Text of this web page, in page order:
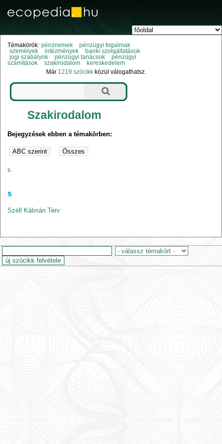
Témakörök: pénznemek
pénzügyi fogalmak
személyek
intézmények
banki szolgáltatások
jogi szabályok
pénzügyi tanácsok
pénzügyi
számítások
szakirodalom
kereskedelem
Már 1219 szócikk közül válogathatsz.
Szakirodalom
Bejegyzések ebben a témakörben:
s
s
Széll Kálmán Terv